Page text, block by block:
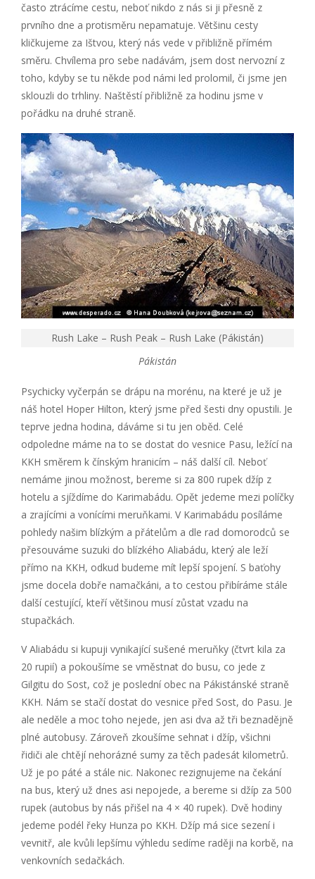
často ztrácíme cestu, neboť nikdo z nás si ji přesně z
prvního dne a protisměru nepamatuje. Většinu cesty
kličkujeme za Ištvou, který nás vede v přibližně přímém
směru. Chvílema pro sebe nadávám, jsem dost nervozní z
toho, kdyby se tu někde pod námi led prolomil, či jsme jen
sklouzli do trhliny. Naštěstí přibližně za hodinu jsme v
pořádku na druhé straně.
Rush Lake – Rush Peak – Rush Lake (Pákistán)
Pákistán
Psychicky vyčerpán se drápu na morénu, na které je už je
náš hotel Hoper Hilton, který jsme před šesti dny opustili. Je
teprve jedna hodina, dáváme si tu jen oběd. Celé
odpoledne máme na to se dostat do vesnice Pasu, ležící na
KKH směrem k čínským hranicím – náš další cíl. Neboť
nemáme jinou možnost, bereme si za 800 rupek džíp z
hotelu a sjíždíme do Karimabádu. Opět jedeme mezi políčky
a zrajícími a vonícími meruňkami. V Karimabádu posíláme
pohledy našim blízkým a přátelům a dle rad domorodců se
přesouváme suzuki do blízkého Aliabádu, který ale leží
přímo na KKH, odkud budeme mít lepší spojení. S baťohy
jsme docela dobře namačkáni, a to cestou přibíráme stále
další cestující, kteří většinou musí zůstat vzadu na
stupačkách.
V Aliabádu si kupuji vynikající sušené meruňky (čtvrt kila za
20 rupií) a pokoušíme se vměstnat do busu, co jede z
Gilgitu do Sost, což je poslední obec na Pákistánské straně
KKH. Nám se stačí dostat do vesnice před Sost, do Pasu. Je
ale neděle a moc toho nejede, jen asi dva až tři beznadějně
plné autobusy. Zároveň zkoušíme sehnat i džíp, všichni
řidiči ale chtějí nehorázné sumy za těch padesát kilometrů.
Už je po páté a stále nic. Nakonec rezignujeme na čekání
na bus, který už dnes asi nepojede, a bereme si džíp za 500
rupek (autobus by nás přišel na 4 × 40 rupek). Dvě hodiny
jedeme podél řeky Hunza po KKH. Džíp má sice sezení i
vevnitř, ale kvůli lepšímu výhledu sedíme raději na korbě, na
venkovních sedačkách.